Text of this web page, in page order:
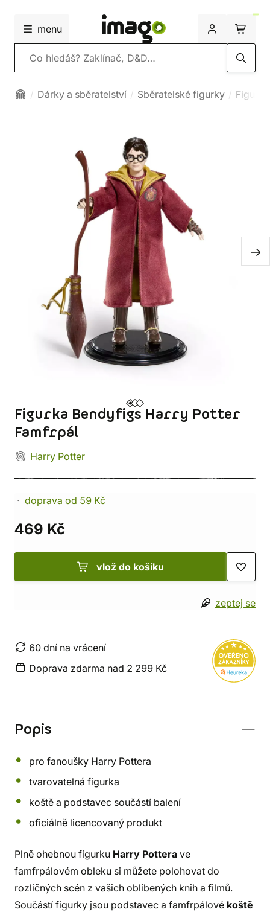
menu
Vyhledávání
Dárky a sběratelství Sběratelské figurky
Figurka Bendyfigs Harry Potter
Famfrpál
Harry Potter
doprava od 59 Kč
469 Kč
vlož do košíku
zeptej se
60 dní na vrácení
Doprava zdarma nad 2 299 Kč
Popis
pro fanoušky Harry Pottera
tvarovatelná figurka
koště a podstavec součástí balení
oficiálně licencovaný produkt
Plně ohebnou figurku Harry Pottera ve
famfrpálovém obleku si můžete polohovat do
rozličných scén z vašich oblíbených knih a filmů.
Součástí figurky jsou podstavec a famfrpálové koště